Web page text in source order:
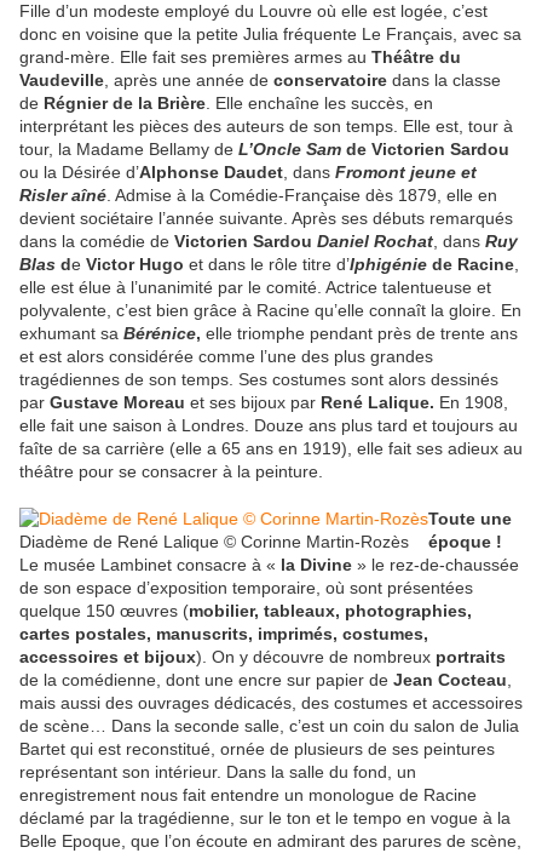
Fille d’un modeste employé du Louvre où elle est logée, c’est
donc en voisine que la petite Julia fréquente Le Français, avec sa
grand-mère. Elle fait ses premières armes au Théâtre du
Vaudeville , après une année de conservatoire dans la classe
de Régnier de la Brière . Elle enchaîne les succès, en
interprétant les pièces des auteurs de son temps. Elle est, tour à
tour, la Madame Bellamy de L’Oncle Sam de Victorien Sardou
ou la Désirée d’Alphonse Daudet , dans Fromont jeune et
Risler aîné . Admise à la Comédie-Française dès 1879, elle en
devient sociétaire l’année suivante. Après ses débuts remarqués
dans la comédie de Victorien Sardou Daniel Rochat , dans Ruy
Blas de Victor Hugo et dans le rôle titre d’Iphigénie de Racine
elle est élue à l’unanimité par le comité. Actrice talentueuse et
polyvalente, c’est bien grâce à Racine qu’elle connaît la gloire. En
exhumant sa Bérénice, elle triomphe pendant près de trente ans
et est alors considérée comme l’une des plus grandes
tragédiennes de son temps. Ses costumes sont alors dessinés
par Gustave Moreau et ses bijoux par René Lalique. En 1908,
elle fait une saison à Londres. Douze ans plus tard et toujours au
faîte de sa carrière (elle a 65 ans en 1919), elle fait ses adieux au
théâtre pour se consacrer à la peinture.
Diadème de René Lalique © Corinne Martin-Rozès
Toute une
époque !
Le musée Lambinet consacre à « la Divine » le rez-de-chaussée
de son espace d’exposition temporaire, où sont présentées
quelque 150 œuvres (mobilier, tableaux, photographies,
cartes postales, manuscrits, imprimés, costumes,
accessoires et bijoux). On y découvre de nombreux portraits
de la comédienne, dont une encre sur papier de Jean Cocteau
mais aussi des ouvrages dédicacés, des costumes et accessoires
de scène… Dans la seconde salle, c’est un coin du salon de Julia
Bartet qui est reconstitué, ornée de plusieurs de ses peintures
représentant son intérieur. Dans la salle du fond, un
enregistrement nous fait entendre un monologue de Racine
déclamé par la tragédienne, sur le ton et le tempo en vogue à la
Belle Epoque, que l’on écoute en admirant des parures de scène,